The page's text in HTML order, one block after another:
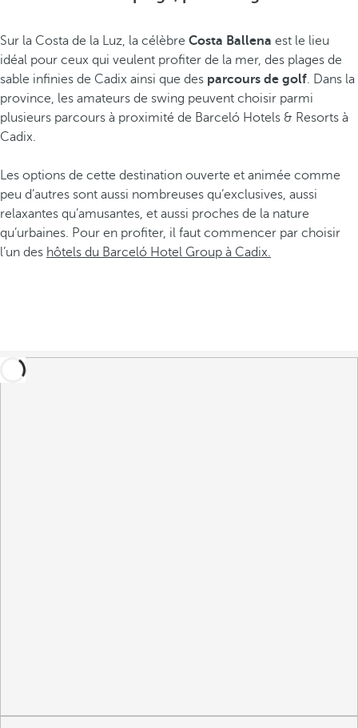
Sur la Costa de la Luz, la célèbre Costa Ballena est le lieu
idéal pour ceux qui veulent profiter de la mer, des plages de
sable infinies de Cadix ainsi que des parcours de golf. Dans la
province, les amateurs de swing peuvent choisir parmi
plusieurs parcours à proximité de Barceló Hotels & Resorts à
Cadix.
Les options de cette destination ouverte et animée comme
peu d’autres sont aussi nombreuses qu’exclusives, aussi
relaxantes qu’amusantes, et aussi proches de la nature
qu’urbaines. Pour en profiter, il faut commencer par choisir
l’un des hôtels du Barceló Hotel Group à Cadix.